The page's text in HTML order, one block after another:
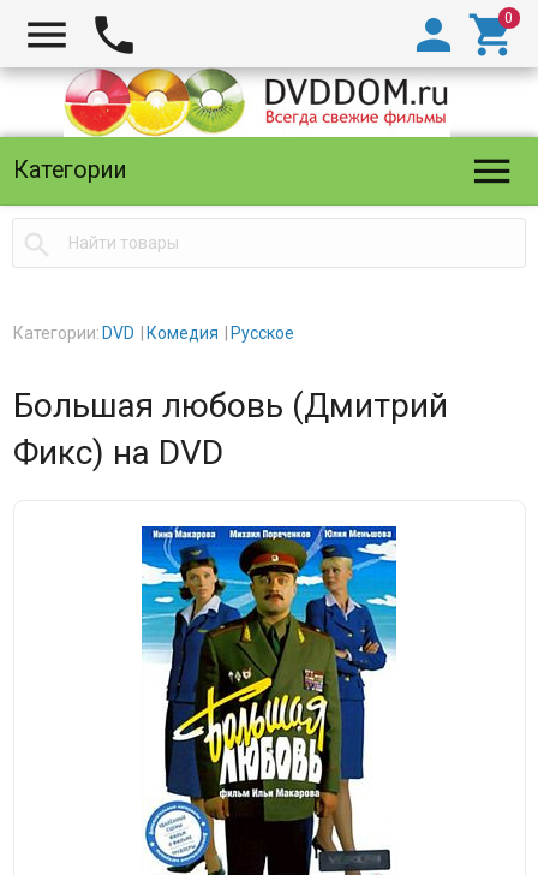
  

Категории 

Категории: DVD Комедия Русское
Большая любовь (Дмитрий
Фикс) на DVD